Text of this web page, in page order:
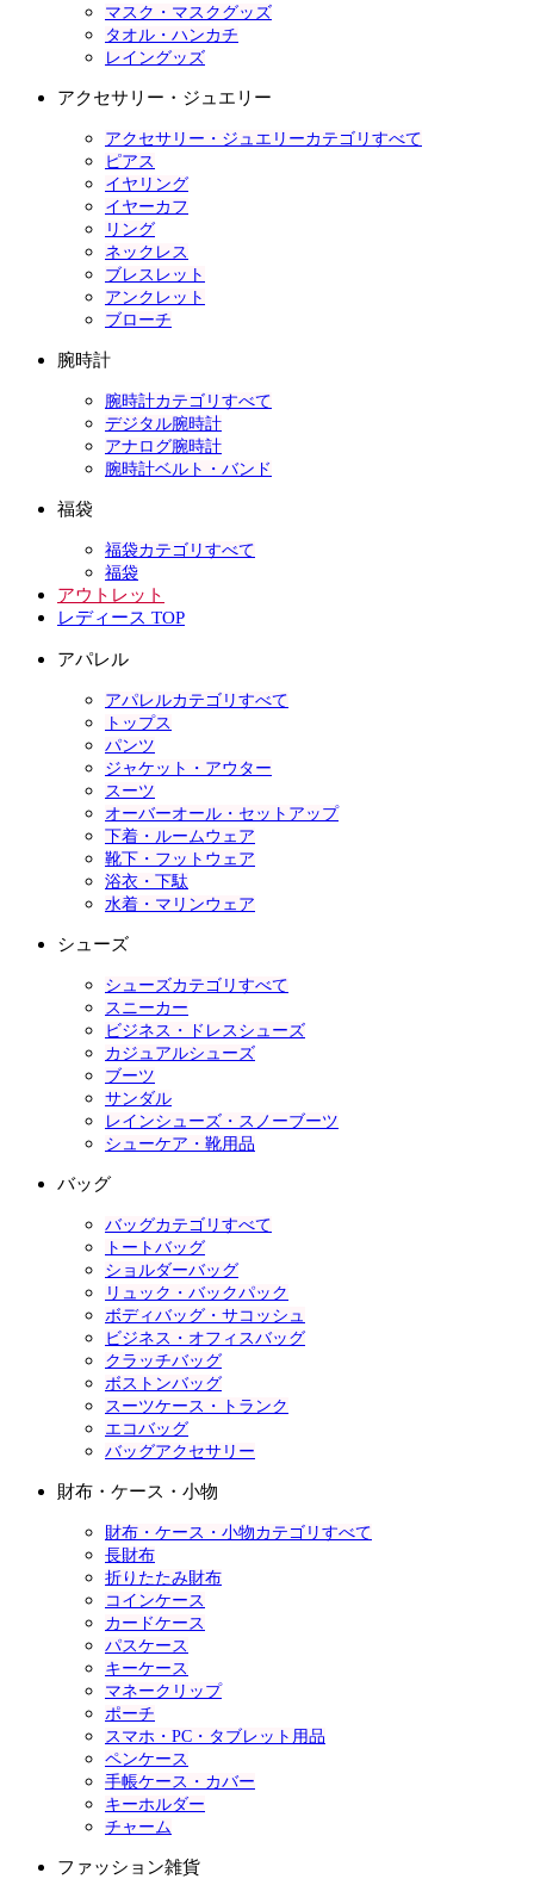
マスク・マスクグッズ
タオル・ハンカチ
レイングッズ
アクセサリー・ジュエリー
アクセサリー・ジュエリーカテゴリすべて
ピアス
イヤリング
イヤーカフ
リング
ネックレス
ブレスレット
アンクレット
ブローチ
腕時計
腕時計カテゴリすべて
デジタル腕時計
アナログ腕時計
腕時計ベルト・バンド
福袋
福袋カテゴリすべて
福袋
アウトレット
レディース TOP
アパレル
アパレルカテゴリすべて
トップス
パンツ
ジャケット・アウター
スーツ
オーバーオール・セットアップ
下着・ルームウェア
靴下・フットウェア
浴衣・下駄
水着・マリンウェア
シューズ
シューズカテゴリすべて
スニーカー
ビジネス・ドレスシューズ
カジュアルシューズ
ブーツ
サンダル
レインシューズ・スノーブーツ
シューケア・靴用品
バッグ
バッグカテゴリすべて
トートバッグ
ショルダーバッグ
リュック・バックパック
ボディバッグ・サコッシュ
ビジネス・オフィスバッグ
クラッチバッグ
ボストンバッグ
スーツケース・トランク
エコバッグ
バッグアクセサリー
財布・ケース・小物
財布・ケース・小物カテゴリすべて
長財布
折りたたみ財布
コインケース
カードケース
パスケース
キーケース
マネークリップ
ポーチ
スマホ・PC・タブレット用品
ペンケース
手帳ケース・カバー
キーホルダー
チャーム
ファッション雑貨